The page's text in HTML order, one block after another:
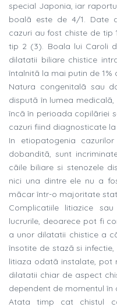
special Japonia, iar
boalã este de 4/1. Date
cazuri au fost chiste de tip
tip 2 (3). Boala lui Caroli
dilatatii biliare chistice
întalnitã la mai putin de 1%
Natura congenitalã sau
disputã în lumea
încã în perioada copilãriei
cazuri fiind diagnosticate
In etiopatogenia
dobanditã, sunt
cãile biliare si stenozele
nici una dintre ele nu a
mãcar într-o majoritate
Complicatiile litiazice
lucrurile, deoarece pot fi
a unor dilatatii chistice a
însotite de stazã si
litiaza odatã instalate, pot
dilatatii chiar de aspect
dependent de momentul în
Atata timp cat chistul